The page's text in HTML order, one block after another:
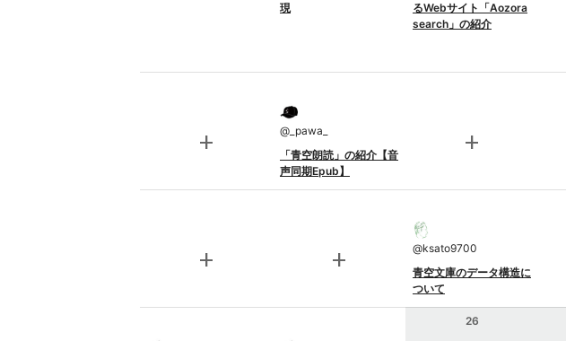
現
るWebサイト「Aozora
search」の紹介
add @ _pawa_
「青空朗読」の紹介【音
声同期Epub】
add
add add @ksato9700
青空文庫のデータ構造に
ついて
26